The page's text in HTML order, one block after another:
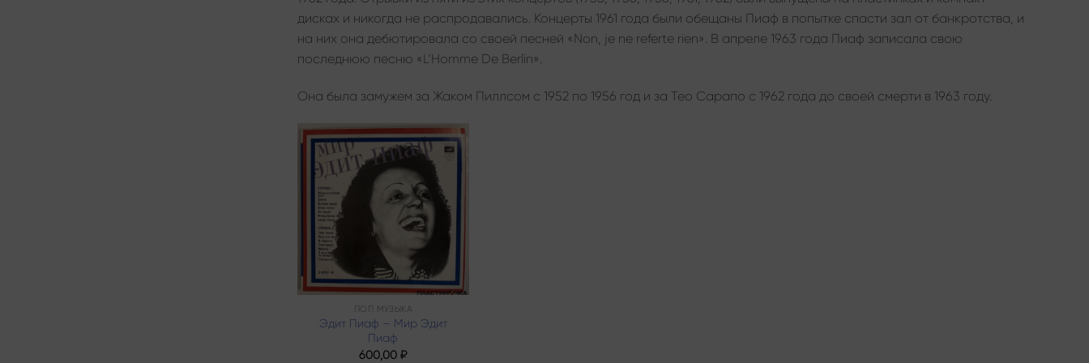
дисках и никогда не распродавались. Концерты 1961 года были обещаны Пиаф в попытке спасти зал от банкротства, и
на них она дебютировала со своей песней «Non, je ne referte rien». В апреле 1963 года Пиаф записала свою
последнюю песню «L’Homme De Berlin».
Она была замужем за Жаком Пиллсом с 1952 по 1956 год и за Тео Сарапо с 1962 года до своей смерти в 1963 году.
Add to
wishlist
ПОП МУЗЫКА
Эдит Пиаф – Мир Эдит
Пиаф
600,00₽